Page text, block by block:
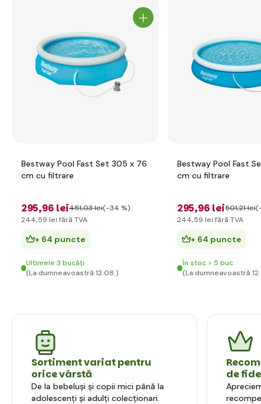
Bestway Pool Fast Set 305 x 76
cm cu filtrare
295,96 lei451,03 lei(-34 %)
244,59 lei fără TVA
+ 64 puncte
Ultimele 3 bucăți
(La dumneavoastră 12.08.)
Bestway Pool Fast
cm cu filtrare
295,96 lei501,21 lei
244,59 lei fără TVA
+ 64 puncte
În stoc > 5 buc
(La dumneavoastră
Sortiment variat pentru
orice vârstă
De la bebeluși și copii mici până la
adolescenți și adulți colecționari.
de